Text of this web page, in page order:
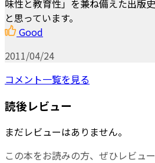
味性と教育性」を兼ね備えた出版
と思っています。
Good
2011/04/24
コメント一覧を見る
読後レビュー
まだレビューはありません。
この本をお読みの方、ぜひレビュ